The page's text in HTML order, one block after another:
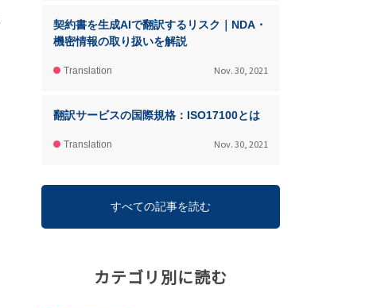
契約書を生成AIで翻訳するリスク｜NDA・
機密情報の取り扱いを解説
Translation Nov. 30, 2021
翻訳サービスの国際規格：ISO17100とは
Translation Nov. 30, 2021
すべての記事を読む
カテゴリ別に読む